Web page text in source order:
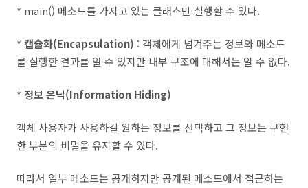
* main() 메소드를 가지고 있는 클래스만 실행할 수 있다.
* 캡슐화(Encapsulation) : 객체에게 넘겨주는 정보와 메소드
를 실행한 결과를 알 수 있지만 내부 구조에 대해서는 알 수 없다.
* 정보 은닉(Information Hiding)
객체 사용자가 사용하길 원하는 정보를 선택하고 그 정보는 구현
한 부분의 비밀을 유지할 수 있다.
따라서 일부 메소드는 공개하지만 공개된 메소드에서 접근하는